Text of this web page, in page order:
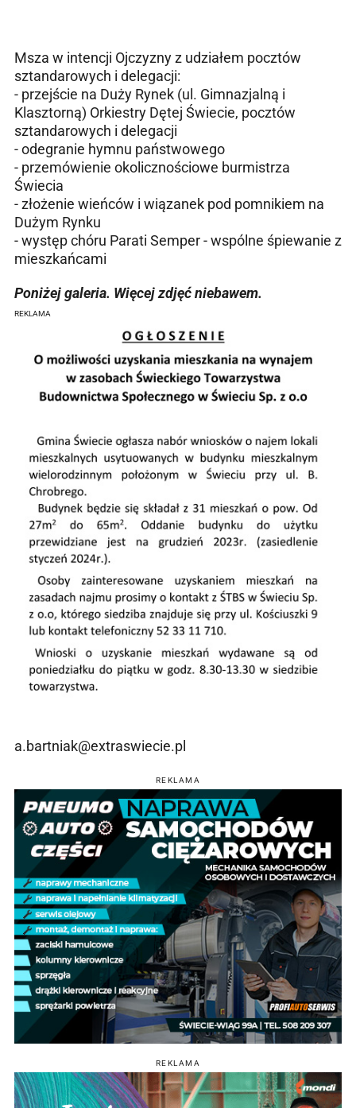
Msza w intencji Ojczyzny z udziałem pocztów
sztandarowych i delegacji:
- przejście na Duży Rynek (ul. Gimnazjalną i
Klasztorną) Orkiestry Dętej Świecie, pocztów
sztandarowych i delegacji
- odegranie hymnu państwowego
- przemówienie okolicznościowe burmistrza
Świecia
- złożenie wieńców i wiązanek pod pomnikiem na
Dużym Rynku
- występ chóru Parati Semper - wspólne śpiewanie z
mieszkańcami
Poniżej galeria. Więcej zdjęć niebawem.
REKLAMA
a.bartniak@extraswiecie.pl
REKLAMA
REKLAMA